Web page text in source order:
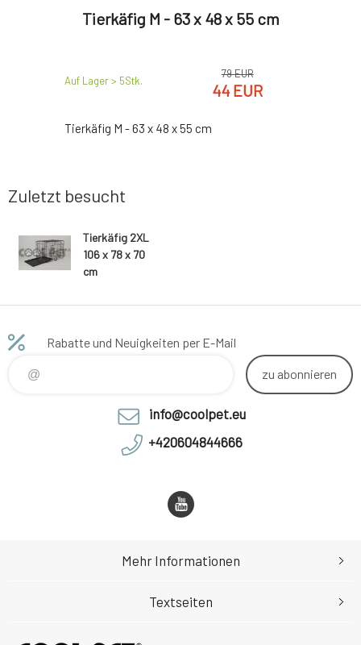
Tierkäfig M - 63 x 48 x 55 cm
Auf Lager > 5Stk.
79 EUR
44 EUR
Tierkäfig M - 63 x 48 x 55 cm
Zuletzt besucht
Tierkäfig 2XL
106 x 78 x 70
cm
Rabatte und Neuigkeiten per E-Mail
zu abonnieren
info@coolpet.eu
+420604844666
Mehr Informationen
Textseiten